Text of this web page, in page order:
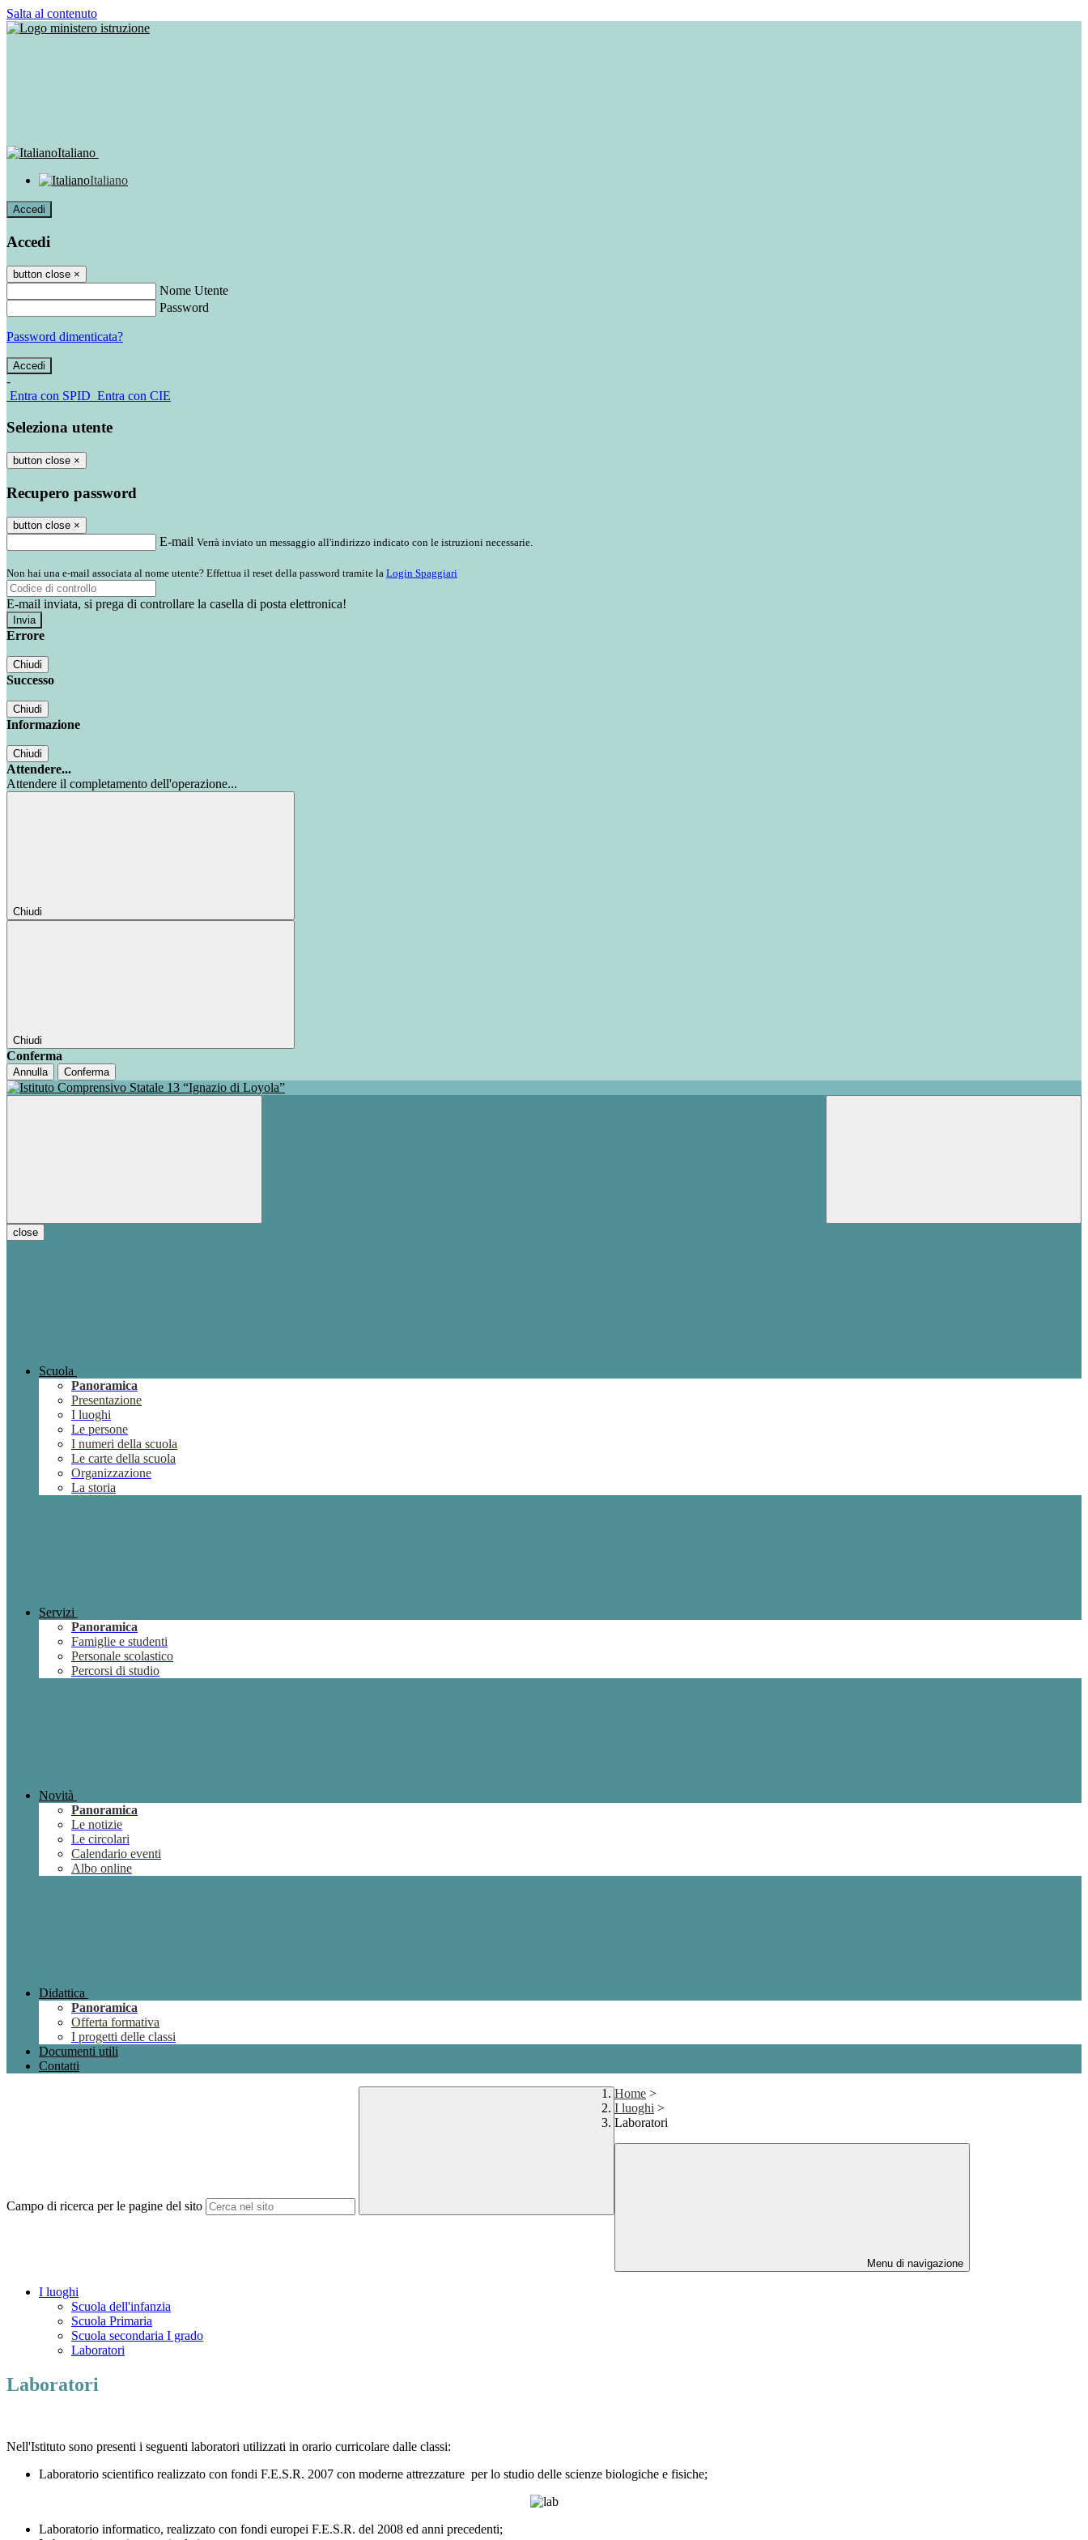
Salta al contenuto
Italiano
Italiano
Accedi
Accedi
button close ×
Nome Utente
Password
Password dimenticata?
-
Entra con SPID Entra con CIE
Seleziona utente
button close ×
Recupero password
button close ×
E-mail Verrà inviato un messaggio all'indirizzo indicato con le istruzioni necessarie.
Non hai una e-mail associata al nome utente? Effettua il reset della password tramite la Login Spaggiari
E-mail inviata, si prega di controllare la casella di posta elettronica!
Errore
Chiudi
Successo
Chiudi
Informazione
Chiudi
Attendere...
Attendere il completamento dell'operazione...
Chiudi
Chiudi
Conferma
Annulla Conferma
close
Scuola
Panoramica
Presentazione
I luoghi
Le persone
I numeri della scuola
Le carte della scuola
Organizzazione
La storia
Servizi
Panoramica
Famiglie e studenti
Personale scolastico
Percorsi di studio
Novità
Panoramica
Le notizie
Le circolari
Calendario eventi
Albo online
Didattica
Panoramica
Offerta formativa
I progetti delle classi
Documenti utili
Contatti
Campo di ricerca per le pagine del sito
Home >
I luoghi >
Laboratori
Menu di navigazione
I luoghi
Scuola dell'infanzia
Scuola Primaria
Scuola secondaria I grado
Laboratori
Laboratori
Nell'Istituto sono presenti i seguenti laboratori utilizzati in orario curricolare dalle classi:
Laboratorio scientifico realizzato con fondi F.E.S.R. 2007 con moderne attrezzature per lo studio delle scienze biologiche e fisiche;
Laboratorio informatico, realizzato con fondi europei F.E.S.R. del 2008 ed anni precedenti;